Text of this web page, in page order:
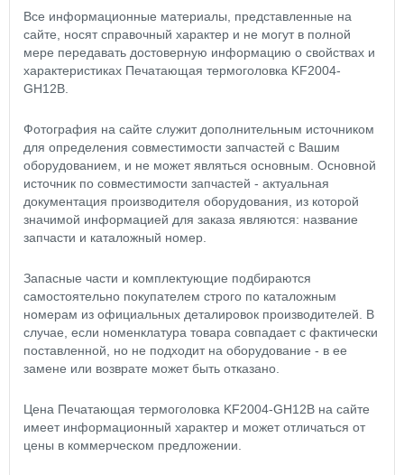
Все информационные материалы, представленные на
сайте, носят справочный характер и не могут в полной
мере передавать достоверную информацию о свойствах и
характеристиках Печатающая термоголовка KF2004-
GH12B.
Фотография на сайте служит дополнительным источником
для определения совместимости запчастей с Вашим
оборудованием, и не может являться основным. Основной
источник по совместимости запчастей - актуальная
документация производителя оборудования, из которой
значимой информацией для заказа являются: название
запчасти и каталожный номер.
Запасные части и комплектующие подбираются
самостоятельно покупателем строго по каталожным
номерам из официальных деталировок производителей. В
случае, если номенклатура товара совпадает с фактически
поставленной, но не подходит на оборудование - в ее
замене или возврате может быть отказано.
Цена Печатающая термоголовка KF2004-GH12B на сайте
имеет информационный характер и может отличаться от
цены в коммерческом предложении.